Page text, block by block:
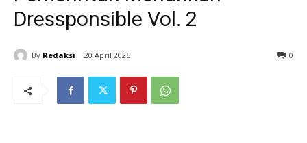
Dressponsible Vol. 2
By Redaksi 20 April 2026 0